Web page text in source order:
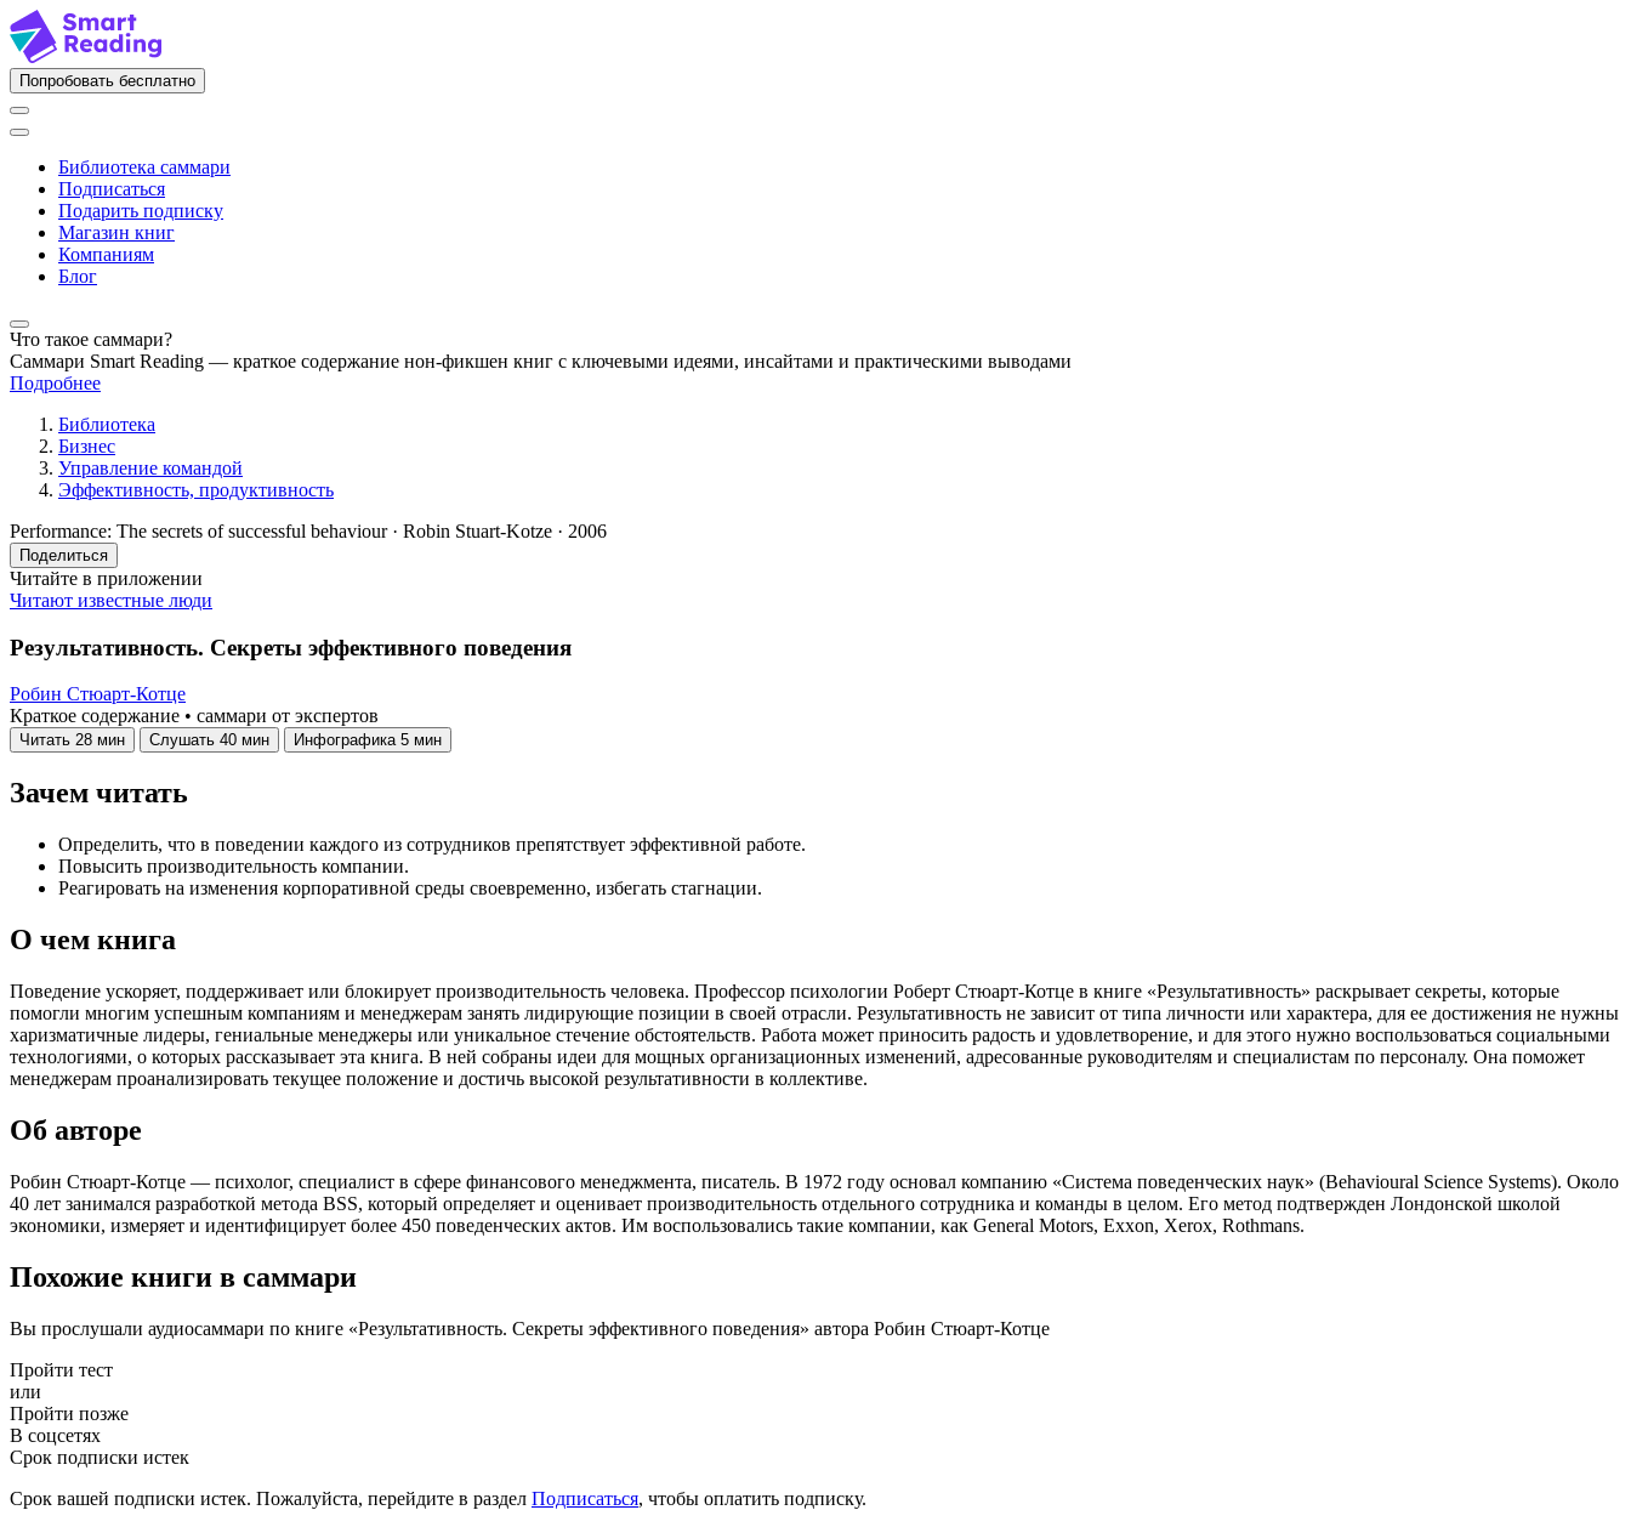
Попробовать бесплатно
Библиотека саммари
Подписаться
Подарить подписку
Магазин книг
Компаниям
Блог
Что такое саммари?
Саммари Smart Reading — краткое содержание нон-фикшен книг с ключевыми идеями, инсайтами и практическими выводами
Подробнее
Библиотека
Бизнес
Управление командой
Эффективность, продуктивность
Performance: The secrets of successful behaviour · Robin Stuart-Kotze · 2006
Поделиться
Читайте в приложении
Читают известные люди
Результативность. Секреты эффективного поведения
Робин Стюарт-Котце
Краткое содержание • саммари от экспертов
Читать 28 мин Слушать 40 мин Инфографика 5 мин
Зачем читать
Определить, что в поведении каждого из сотрудников препятствует эффективной работе.
Повысить производительность компании.
Реагировать на изменения корпоративной среды своевременно, избегать стагнации.
О чем книга
Поведение ускоряет, поддерживает или блокирует производительность человека. Профессор психологии Роберт Стюарт-Котце в книге «Результативность» раскрывает секреты, которые
помогли многим успешным компаниям и менеджерам занять лидирующие позиции в своей отрасли. Результативность не зависит от типа личности или характера, для ее достижения не нужны
харизматичные лидеры, гениальные менеджеры или уникальное стечение обстоятельств. Работа может приносить радость и удовлетворение, и для этого нужно воспользоваться социальными
технологиями, о которых рассказывает эта книга. В ней собраны идеи для мощных организационных изменений, адресованные руководителям и специалистам по персоналу. Она поможет
менеджерам проанализировать текущее положение и достичь высокой результативности в коллективе.
Об авторе
Робин Стюарт-Котце — психолог, специалист в сфере финансового менеджмента, писатель. В 1972 году основал компанию «Система поведенческих наук» (Behavioural Science Systems). Около
40 лет занимался разработкой метода BSS, который определяет и оценивает производительность отдельного сотрудника и команды в целом. Его метод подтвержден Лондонской школой
экономики, измеряет и идентифицирует более 450 поведенческих актов. Им воспользовались такие компании, как General Motors, Exxon, Xerox, Rothmans.
Похожие книги в саммари
Вы прослушали аудиосаммари по книге «Результативность. Секреты эффективного поведения» автора Робин Стюарт-Котце
Пройти тест
или
Пройти позже
В соцсетях
Срок подписки истек
Срок вашей подписки истек. Пожалуйста, перейдите в раздел Подписаться, чтобы оплатить подписку.